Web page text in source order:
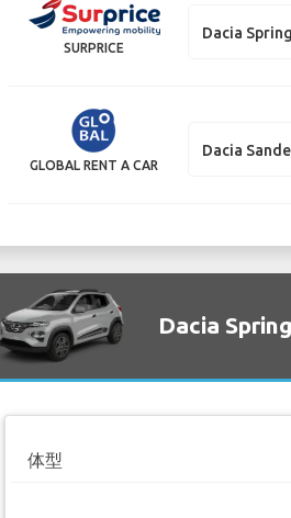
SURPRICE
Dacia Spring
GLOBAL RENT A CAR
Dacia
Dacia
体型